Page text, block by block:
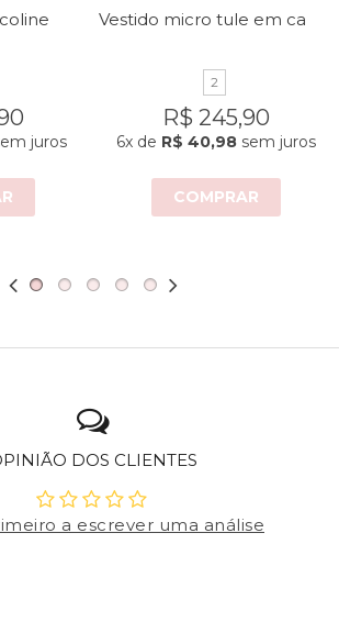
juros
2
R$ 245,90
6x de R$ 40,98 sem juros
COMPRAR
DOS CLIENTES
a escrever uma análise